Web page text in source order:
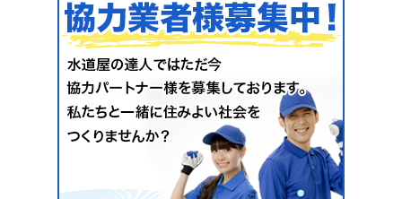
[埼玉県川越市的場北]
2021-03-09
浴室水漏れ
混合水栓の温度調整が動かない
[茨城県取手市椚木]
2021-03-07
お風呂の水が流れない
[神奈川県川崎市川崎区]